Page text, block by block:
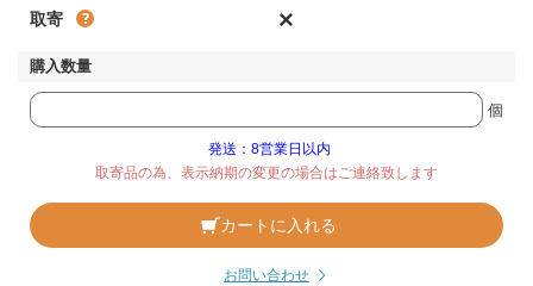
取寄 ×
個
発送：8営業日以内
取寄品の為、表示納期の変更の場合はご連絡致します
カートに入れる
お問い合わせ